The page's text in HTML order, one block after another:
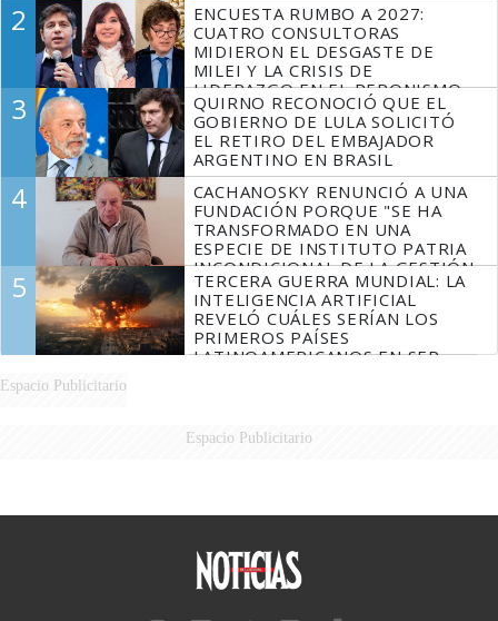
2
ENCUESTA RUMBO A 2027:
CUATRO CONSULTORAS
MIDIERON EL DESGASTE DE
MILEI Y LA CRISIS DE
LIDERAZGO EN EL PERONISMO
3
QUIRNO RECONOCIÓ QUE EL
GOBIERNO DE LULA SOLICITÓ
EL RETIRO DEL EMBAJADOR
ARGENTINO EN BRASIL
4
CACHANOSKY RENUNCIÓ A UNA
FUNDACIÓN PORQUE "SE HA
TRANSFORMADO EN UNA
ESPECIE DE INSTITUTO PATRIA
INCONDICIONAL DE LA GESTIÓN
DE MILEI"
5
TERCERA GUERRA MUNDIAL: LA
INTELIGENCIA ARTIFICIAL
REVELÓ CUÁLES SERÍAN LOS
PRIMEROS PAÍSES
LATINOAMERICANOS EN SER
Espacio Publicitario
Espacio Publicitario